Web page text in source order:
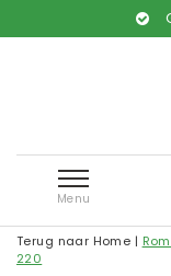
Menu
Terug naar Home |
220